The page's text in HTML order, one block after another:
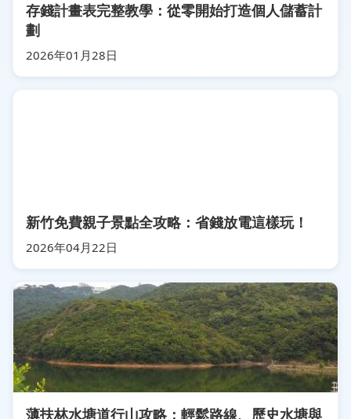
存錢計畫表完整教學：從零開始打造個人儲蓄計
劃
2026年01月28日
新竹免費親子景點全攻略：省錢放電這樣玩！
2026年04月22日
薄扶林水塘道行山攻略：輕鬆路線、歷史水塘與